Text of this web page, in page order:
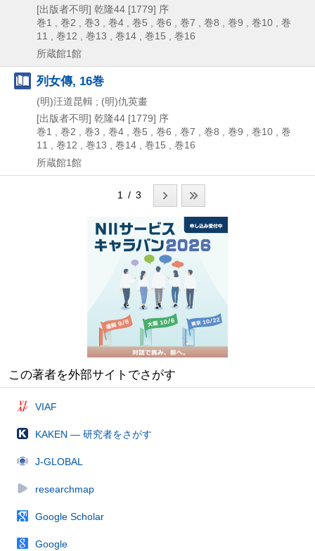
[出版者不明] 乾隆44 [1779] 序
巻1 , 巻2 , 巻3 , 巻4 , 巻5 , 巻6 , 巻7 , 巻8 , 巻9 , 巻10 , 巻
11 , 巻12 , 巻13 , 巻14 , 巻15 , 巻16
所蔵館1館
列女傳, 16巻
(明)汪道昆輯 ; (明)仇英畫
[出版者不明] 乾隆44 [1779] 序
巻1 , 巻2 , 巻3 , 巻4 , 巻5 , 巻6 , 巻7 , 巻8 , 巻9 , 巻10 , 巻
11 , 巻12 , 巻13 , 巻14 , 巻15 , 巻16
所蔵館1館
1 / 3
この著者を外部サイトでさがす
VIAF
KAKEN — 研究者をさがす
J-GLOBAL
researchmap
Google Scholar
Google